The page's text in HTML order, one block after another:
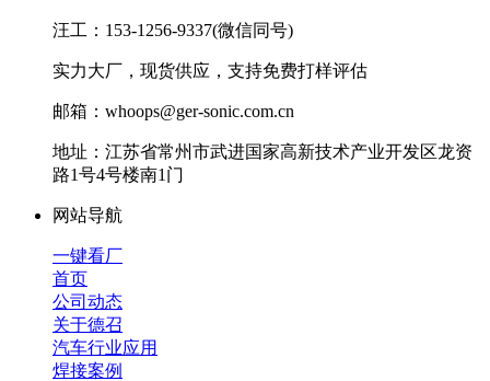
汪工：153-1256-9337(微信同号)
实力大厂，现货供应，支持免费打样评估
邮箱：whoops@ger-sonic.com.cn
地址：江苏省常州市武进国家高新技术产业开发区龙资
路1号4号楼南1门
网站导航
一键看厂
首页
公司动态
关于德召
汽车行业应用
焊接案例